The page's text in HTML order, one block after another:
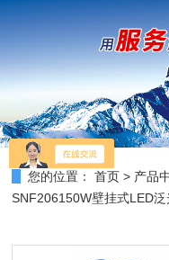
您的位置： 首页 > 产品
SNF206150W壁挂式LED